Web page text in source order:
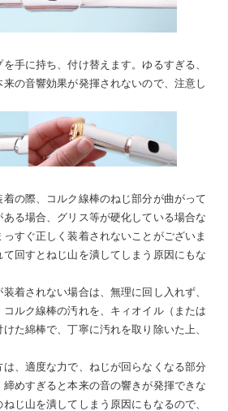
手に持ち、付け替えます。ゆるすぎる、
の音響効果が発揮されないので、注意し
の際、コルク線棒のねじ部分が曲がって
る場合、グリス等が硬化している場合な
すぐ正しく装着されないことがございま
回すとねじ山を潰してしまう原因にもな
着されない場合は、無理に回し入れず、
ルク線棒の汚れを、キィオイル（または
た綿棒で、丁寧に汚れを取り除いた上、
、適度な力で、ねじが回らなくなる部分
締めすぎると本来の音の響きが発揮できな
じ山を潰してしまう原因にもなるので、